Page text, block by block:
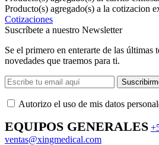
Producto(s) agregado(s) a la cotizacion
Cotizaciones
Suscríbete a nuestro Newsletter
Se el primero en enterarte de las últimas
novedades que traemos para ti.
Autorizo ​​el uso de mis datos
EQUIPOS GENERALES
ventas@xingmedical.com